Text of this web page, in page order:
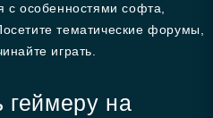
с особенностями софта,
тематические форумы,
играть.
геймеру на